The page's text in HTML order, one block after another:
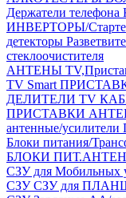
Держатели телефона
ИНВЕРТОРЫ/
детекторы
стеклоочистителя
АНТЕНЫ
TV Smart
ДЕЛИТЕЛИ TV
ПРИСТАВКИ
антенные/усилители
Блоки питания/
БЛОКИ
СЗУ для Мобильных
СЗУСЗУ для